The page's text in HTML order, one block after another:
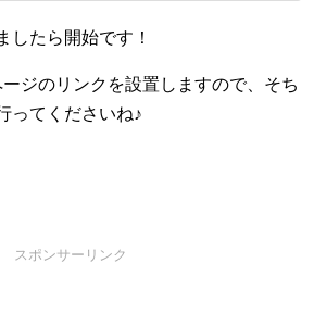
したら開始です！
ジのリンクを設置しますので、そち
ってくださいね♪
スポンサーリンク